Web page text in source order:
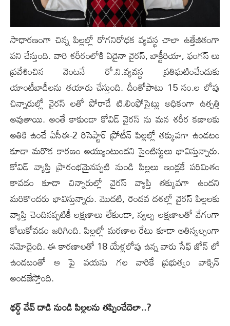
సాధారణంగా చిన్న పిల్లల్లో రోగనిరోధక వ్యవస్థ చాలా ఉత్తేజితంగా
పని చేస్తుంది. వారి శరీరంలోకి ఏదైనా వైరస్, బాక్టీరియా, ఫంగస్ లు
ప్రవేశించిన వెంటనే రో.ని.వ్యవస్థ ప్రతిఘటించేందుకు
యాంటీబాడీలను తయారు చేస్తుంది. దీంతోపాటు 15 సం.ల లోపు
చిన్నారుల్లో వైరస్ లతో పోరాడే టి.లింఫోసైట్లు అధికంగా ఉత్పత్తి
అవుతాయి. అంతే కాకుండా కోవిడ్ వైరస్ ను మన శరీర కణాలకు
అతికి ఉంచే ఏసీఈ-2 రిసెప్టార్ ప్రోటీన్ పిల్లల్లో తక్కువగా ఉండటం
కూడా మరొక కారణం అయ్యుంటుందని సైంటిస్టులు భావిస్తున్నారు.
కోవిడ్ వ్యాప్తి ప్రారంభమైనప్పటి నుండి పిల్లలు ఇండ్లకే పరిమితం
కావడం కూడా చిన్నారుల్లో వైరస్ వ్యాప్తి తక్కువగా ఉందని
మరికొందరు భావిస్తున్నారు. మొద‌టి, రెండ‌వ ద‌శ‌ల్లో వైరస్ పిల్లలకు
వ్యాప్తి చెందినప్పటికీ లక్షణాలు లేకుండా, స్వల్ప లక్షణాలతో వేగంగా
కోలుకోవడం జరిగింది. పిల్లల్లో మ‌ర‌ణాల రేటు కూడా అతిస్వ‌ల్పంగా
న‌మోదైంది. ఈ కార‌ణాల‌తో 18 యేళ్ల‌లోపు ఉన్న వారు సేఫ్ జోన్ లో
ఉండ‌టంతో ఆ పై వయసు గ‌ల‌ వారికే ప్రభుత్వం వాక్సిన్
అందజేస్తోంది.
థర్డ్ వేవ్ దాడి నుండి పిల్లలను తప్పించేదెలా..?